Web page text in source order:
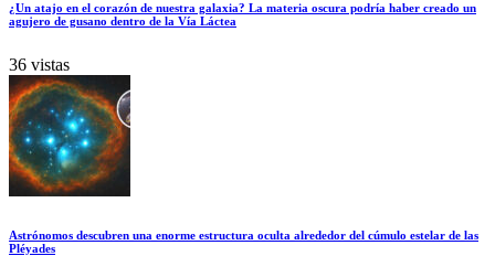
¿Un atajo en el corazón de nuestra galaxia? La materia oscura podría haber creado un
agujero de gusano dentro de la Vía Láctea
36 vistas
Astrónomos descubren una enorme estructura oculta alrededor del cúmulo estelar de las
Pléyades